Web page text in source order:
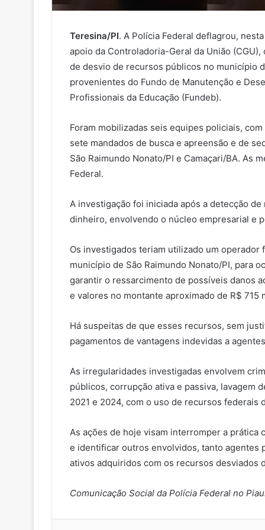
Teresina/PI. A Polícia Federal deflagrou,
apoio da Controladoria-Geral da União
de desvio de recursos públicos no município
provenientes do Fundo de Manutenção e
Profissionais da Educação (Fundeb).
Foram mobilizadas seis equipes policiais,
sete mandados de busca e apreensão e de
São Raimundo Nonato/PI e Camaçari/BA. As
Federal.
A investigação foi iniciada após a detecção
dinheiro, envolvendo o núcleo empresarial e
Os investigados teriam utilizado um
município de São Raimundo Nonato/PI, para
garantir o ressarcimento de possíveis danos
e valores no montante aproximado de R$ 715
Há suspeitas de que esses recursos, sem
pagamentos de vantagens indevidas a
As irregularidades investigadas envolvem
públicos, corrupção ativa e passiva, lavagem
2021 e 2024, com o uso de recursos federais
As ações de hoje visam interromper a
e identificar outros envolvidos, tanto agentes
ativos adquiridos com os recursos desviados
Comunicação Social da Polícia Federal no